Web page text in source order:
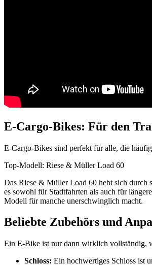
E-Cargo-Bikes: Für den
E-Cargo-Bikes sind perfekt für alle, die
Top-Modell: Riese & Müller Load 60
Das Riese & Müller Load 60 hebt sich durch
es sowohl für Stadtfahrten als auch für
Modell für manche unerschwinglich macht.
Beliebte Zubehörs und
Ein E-Bike ist nur dann wirklich vollständig,
Schloss: Ein hochwertiges Schloss ist